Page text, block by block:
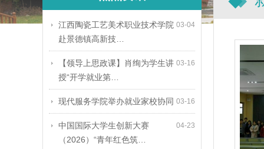
03-04
江西陶瓷工艺美术职业技术学院
赴景德镇高新技…
03-16
【领导上思政课】肖绚为学生讲
授“开学就业第…
03-16
现代服务学院举办就业家校协同
04-23
中国国际大学生创新大赛
（2026）“青年红色筑…